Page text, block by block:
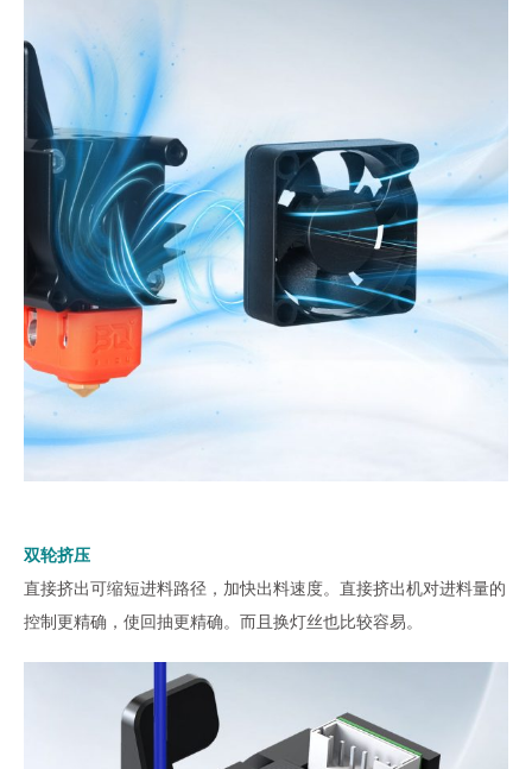
双轮挤压
直接挤出可缩短进料路径，加快出料速度。直接挤出机对进料量的
控制更精确，使回抽更精确。而且换灯丝也比较容易。